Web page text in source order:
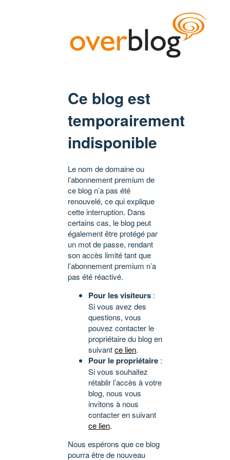
Ce blog est
temporairement
indisponible
Le nom de domaine ou
l’abonnement premium de
ce blog n’a pas été
renouvelé, ce qui explique
cette interruption. Dans
certains cas, le blog peut
également être protégé par
un mot de passe, rendant
son accès limité tant que
l’abonnement premium n’a
pas été réactivé.
Pour les visiteurs :
Si vous avez des
questions, vous
pouvez contacter le
propriétaire du blog en
suivantce lien.
Pour le propriétaire :
Si vous souhaitez
rétablir l’accès à votre
blog, nous vous
invitons à nous
contacter en suivant
ce lien.
Nous espérons que ce blog
pourra être de nouveau